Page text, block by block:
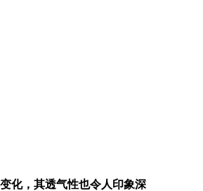
化，其透气性也令人印象深